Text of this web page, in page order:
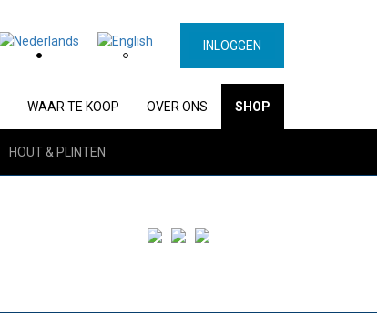
INLOGGEN
WAAR TE KOOP OVER ONS SHOP
HOUT & PLINTEN